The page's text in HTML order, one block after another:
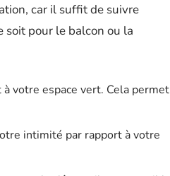
car il suffit de suivre
soit pour le balcon ou la
votre espace vert. Cela permet
intimité par rapport à votre